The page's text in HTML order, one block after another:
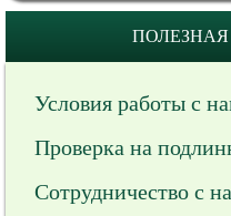
Условия работы с
Проверка на
Сотрудничество с